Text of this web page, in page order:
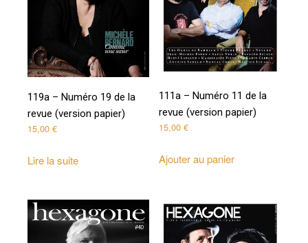
119a – Numéro 19 de la
revue (version papier)
15,00 €
Lire la suite
111a – Numéro 11 de la
revue (version papier)
15,00€
Ajouter au panier